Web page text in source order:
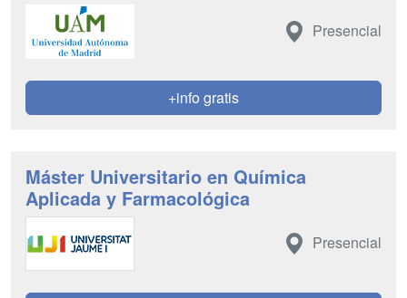
Presencial
+info gratis
Máster Universitario en Química
Aplicada y Farmacológica
Presencial